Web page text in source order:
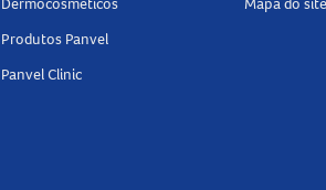
Produtos Panvel
Panvel Clinic